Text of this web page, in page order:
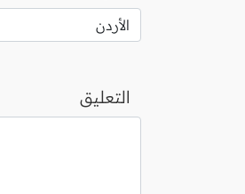
التعليق